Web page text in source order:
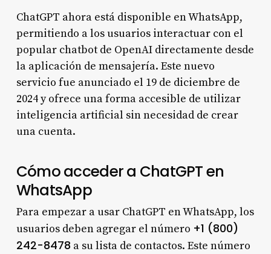
ChatGPT ahora está disponible en WhatsApp,
permitiendo a los usuarios interactuar con el
popular chatbot de OpenAI directamente desde
la aplicación de mensajería. Este nuevo
servicio fue anunciado el 19 de diciembre de
2024 y ofrece una forma accesible de utilizar
inteligencia artificial sin necesidad de crear
una cuenta.
Cómo acceder a ChatGPT en
WhatsApp
Para empezar a usar ChatGPT en WhatsApp, los
usuarios deben agregar el número +1 (800)
242-8478 a su lista de contactos. Este número